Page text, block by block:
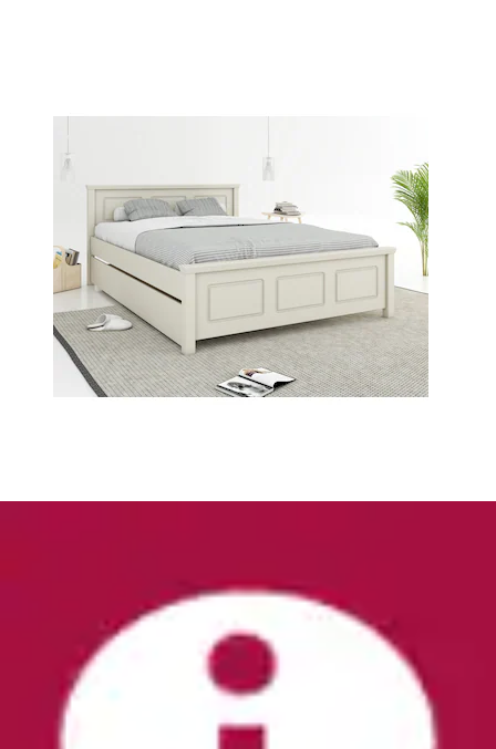
Ursprünglicher Preis
UVP 699,00 €Rabatt
Aktueller Preis
485,99 €
)